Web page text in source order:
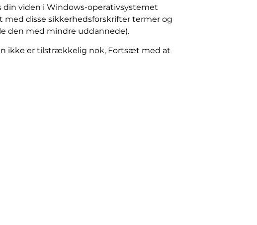
viden i Windows-operativsystemet
disse sikkerhedsforskrifter termer og
den med mindre uddannede).
ikke er tilstrækkelig nok, Fortsæt med at